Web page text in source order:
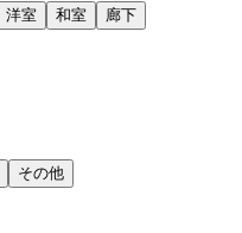
洋室 和室 廊下
その他